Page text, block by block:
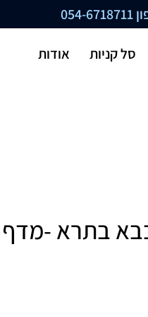
054-6718711
סל קניות אודות
בתרא -מדף